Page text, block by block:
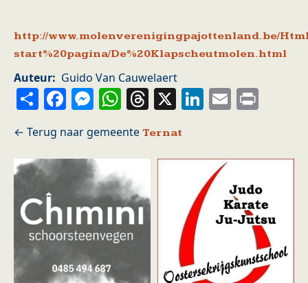
http://www.molenverenigingpajottenland.be/
start%20pagina/De%20Klapscheutmolen.html
Auteur Guido Van Cauwelaert
ShareFacebook
Messenger
WhatsApp
Threads
X LinkedIn
Email
Ternat